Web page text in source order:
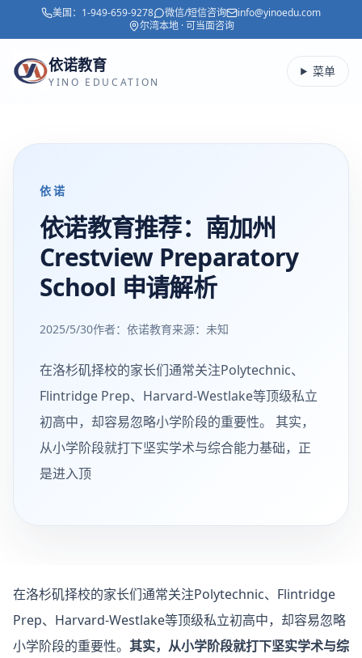
美国： 1-949-659-9278 微信/短信咨询
info@yinoedu.com
尔湾本地 · 可当面咨询
依诺教育
YINO EDUCATION
菜单
依诺
依诺教育推荐：南加州
Crestview Preparatory
School 申请解析
2025/5/30作者：依诺教育来源： 未知
在洛杉矶择校的家长们通常关注Polytechnic、
Flintridge Prep、Harvard-Westlake等顶级私立
初高中，却容易忽略小学阶段的重要性。 其实，
从小学阶段就打下坚实学术与综合能力基础，正
是进入顶
在洛杉矶择校的家长们通常关注Polytechnic、Flintridge
Prep、Harvard-Westlake等顶级私立初高中，却容易忽略
小学阶段的重要性。 其实，从小学阶段就打下坚实学术与综